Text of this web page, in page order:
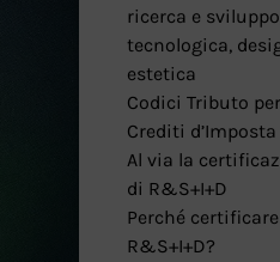
ricerca e
tecnologica,
estetica
Codici Tributo
Crediti
Al via la
di R&S+I+D
Perché
R&S+I+D?